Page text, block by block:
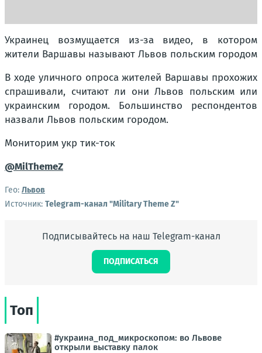
Украинец возмущается из-за видео, в котором
жители Варшавы называют Львов польским городом
В ходе уличного опроса жителей Варшавы прохожих
спрашивали, считают ли они Львов польским или
украинским городом. Большинство респондентов
назвали Львов польским городом.
Мониторим укр тик-ток
@MilThemeZ
Гео: Львов
Источник: Telegram-канал "Military Theme Z"
Подписывайтесь на наш Telegram-канал
ПОДПИСАТЬСЯ
Топ
#украина_под_микроскопом: во Львове
открыли выставку палок